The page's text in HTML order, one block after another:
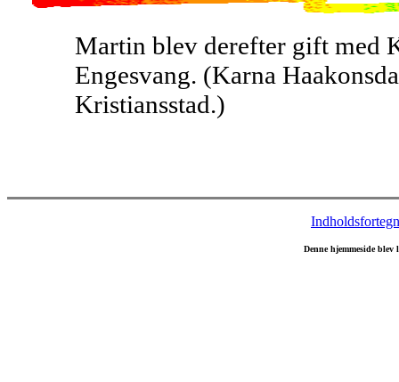
Martin blev derefter gift med
Engesvang. (Karna
Kristiansstad.)
Denne hjemmeside blev